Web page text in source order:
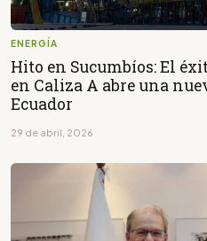
ENERGÍA
Hito en Sucumbíos: El
en Caliza A abre una
Ecuador
29 de abril, 2026